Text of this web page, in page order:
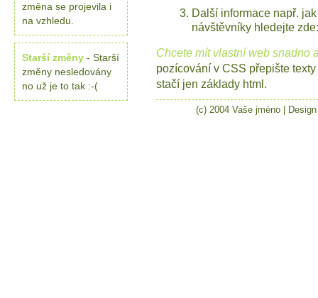
Další informace např.
návštěvníky hledejte
Chcete mít vlastní web snadno
pozícování v CSS přepište
stačí jen základy html.
(c) 2004 Vaše jméno |
změna se projevila i
na vzhledu.
Starší změny - Starší
změny nesledovány
no už je to tak :-(